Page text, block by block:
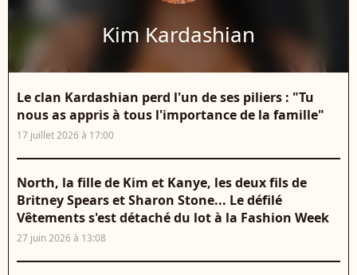
Kim Kardashian
Le clan Kardashian perd l'un de ses piliers : "Tu
nous as appris à tous l'importance de la famille"
17 juillet 2026 à 17:00
North, la fille de Kim et Kanye, les deux fils de
Britney Spears et Sharon Stone... Le défilé
Vêtements s'est détaché du lot à la Fashion Week
27 juin 2026 à 13:08